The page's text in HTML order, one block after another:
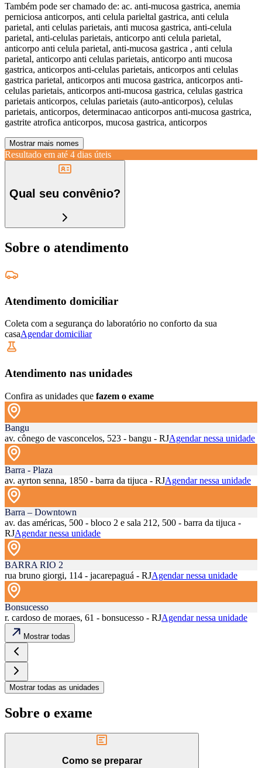
Também pode ser chamado de: ac. anti-mucosa gastrica, anemia
perniciosa anticorpos, anti celula parieltal gastrica, anti celula
parietal, anti celulas parietais, anti mucosa gastrica, anti-celula
parietal, anti-celulas parietais, anticorpo anti celula parietal,
anticorpo anti celula parietal, anti-mucosa gastrica , anti celula
parietal, anticorpo anti celulas parietais, anticorpo anti mucosa
gastrica, anticorpos anti-celulas parietais, anticorpos anti celulas
gastrica parietal, anticorpos anti mucosa gastrica, anticorpos anti-
celulas parietais, anticorpos anti-mucosa gastrica, celulas gastrica
parietais anticorpos, celulas parietais (auto-anticorpos), celulas
parietais, anticorpos, determinacao anticorpos anti-mucosa gastrica,
gastrite atrofica anticorpos, mucosa gastrica, anticorpos
Mostrar mais nomes
Resultado em até 4 dias úteis
Qual seu convênio?
Sobre o atendimento
Atendimento domiciliar
Coleta com a segurança do laboratório no conforto da sua
casaAgendar domiciliar
Atendimento nas unidades
Confira as unidades que fazem o exame
Bangu
av. cônego de vasconcelos, 523 - bangu - RJAgendar nessa unidade
Barra - Plaza
av. ayrton senna, 1850 - barra da tijuca - RJAgendar nessa unidade
Barra – Downtown
av. das américas, 500 - bloco 2 e sala 212, 500 - barra da tijuca -
RJAgendar nessa unidade
BARRA RIO 2
rua bruno giorgi, 114 - jacarepaguá - RJAgendar nessa unidade
Bonsucesso
r. cardoso de moraes, 61 - bonsucesso - RJAgendar nessa unidade
Mostrar todas
Mostrar todas as unidades
Sobre o exame
Como se preparar